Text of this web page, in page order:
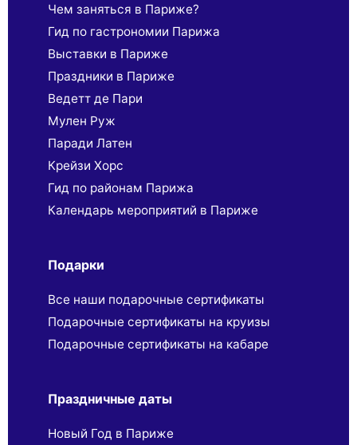
Чем заняться в Париже?
Гид по гастрономии Парижа
Выставки в Париже
Праздники в Париже
Ведетт де Пари
Мулен Руж
Паради Латен
Крейзи Хорс
Гид по районам Парижа
Календарь мероприятий в Париже
Подарки
Все наши подарочные сертификаты
Подарочные сертификаты на круизы
Подарочные сертификаты на кабаре
Праздничные даты
Новый Год в Париже